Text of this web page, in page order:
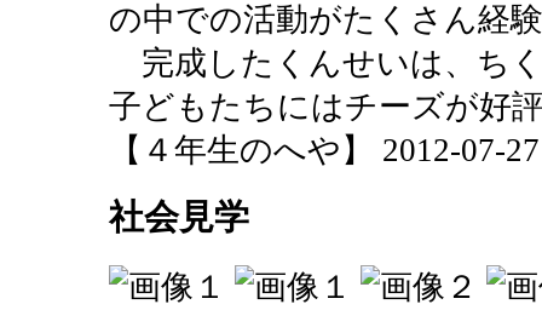
の中での活動がたくさん経
完成したくんせいは、ち
子どもたちにはチーズが好
【４年生のへや】 2012-07-
社会見学